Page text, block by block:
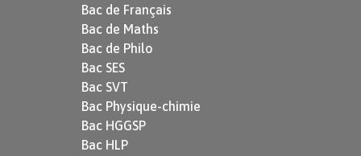
Bac de Français
Bac de Maths
Bac de Philo
Bac SES
Bac SVT
Bac Physique-chimie
Bac HGGSP
Bac HLP